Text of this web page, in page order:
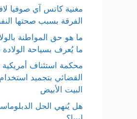
مغنية كاتس آي صوفيا
الفرقة بسبب صحتها
ما هو حق المواطنة
ما يُعرف بسياحة
محكمة استئناف أمريكية
القضائي بتجميد
البيت الأبيض
هل يُنهي الحل